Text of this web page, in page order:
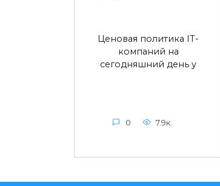
Ценовая политика IT-
компаний на
сегодняшний день у
0 7.9к.